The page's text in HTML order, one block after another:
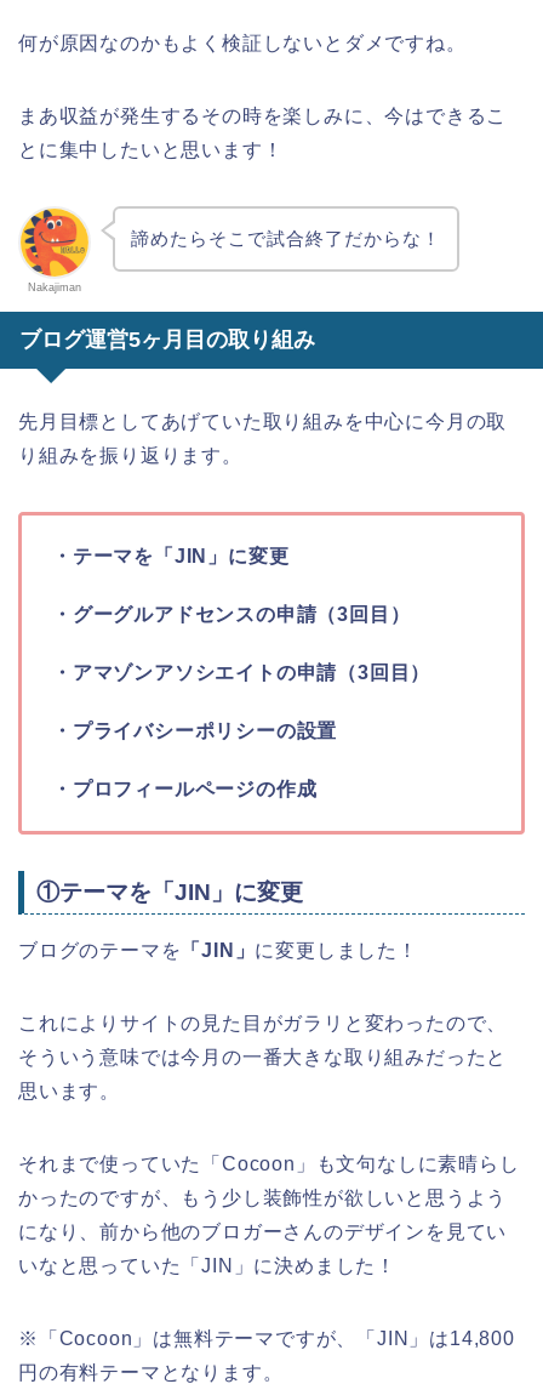
何が原因なのかもよく検証しないとダメですね。
まあ収益が発生するその時を楽しみに、今はできるこ
とに集中したいと思います！
Nakajiman
諦めたらそこで試合終了だからな！
ブログ運営5ヶ月目の取り組み
先月目標としてあげていた取り組みを中心に今月の取
り組みを振り返ります。
・テーマを「JIN」に変更
・グーグルアドセンスの申請（3回目）
・アマゾンアソシエイトの申請（3回目）
・プライバシーポリシーの設置
・プロフィールページの作成
①テーマを「JIN」に変更
ブログのテーマを 「JIN」 に変更しました！
これによりサイトの見た目がガラリと変わったので、
そういう意味では今月の一番大きな取り組みだったと
思います。
それまで使っていた「Cocoon」も文句なしに素晴らし
かったのですが、もう少し装飾性が欲しいと思うよう
になり、前から他のブロガーさんのデザインを見てい
いなと思っていた「JIN」に決めました！
※「Cocoon」は無料テーマですが、「JIN」は14,800
円の有料テーマとなります。